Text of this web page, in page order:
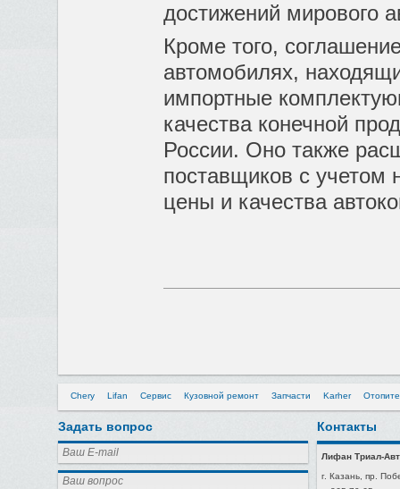
достижений мирового
Кроме того,
автомобилях,
импортные
качества конечной
России. Оно также
поставщиков с учетом
цены и качества
Chery Lifan Сервис Кузовной ремонт Запчасти Karher
Задать вопрос Контакты
Лифан Триал-
г. Казань, пр.